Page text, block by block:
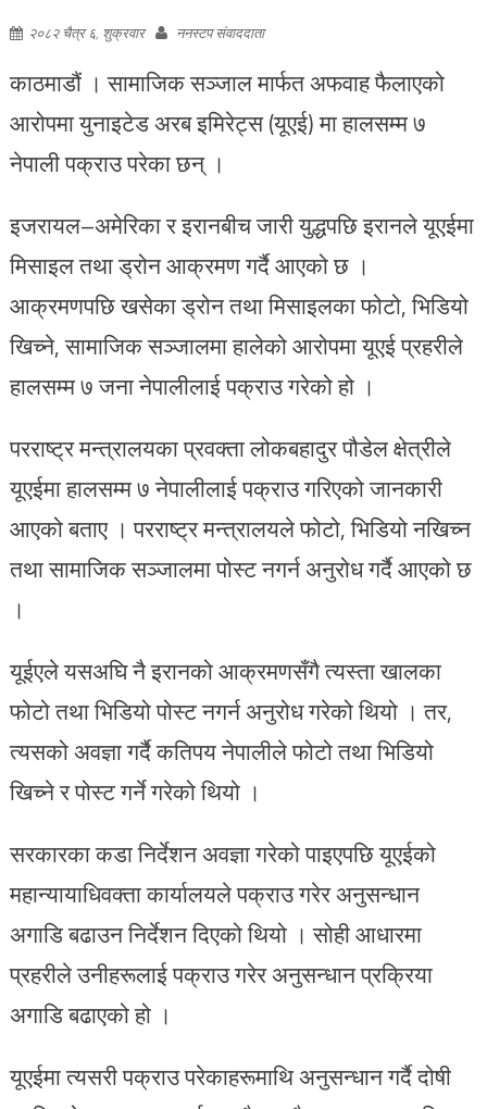
२०८२ चैत्र ६, शुक्रवार ननस्टप संवाददाता
काठमाडौं । सामाजिक सञ्जाल मार्फत अफवाह फैलाएको
आरोपमा युनाइटेड अरब इमिरेट्स (यूएई) मा हालसम्म ७
नेपाली पक्राउ परेका छन् ।
इजरायल–अमेरिका र इरानबीच जारी युद्धपछि इरानले यूएईमा
मिसाइल तथा ड्रोन आक्रमण गर्दै आएको छ ।
आक्रमणपछि खसेका ड्रोन तथा मिसाइलका फोटो, भिडियो
खिच्ने, सामाजिक सञ्जालमा हालेको आरोपमा यूएई प्रहरीले
हालसम्म ७ जना नेपालीलाई पक्राउ गरेको हो ।
परराष्ट्र मन्त्रालयका प्रवक्ता लोकबहादुर पौडेल क्षेत्रीले
यूएईमा हालसम्म ७ नेपालीलाई पक्राउ गरिएको जानकारी
आएको बताए । परराष्ट्र मन्त्रालयले फोटो, भिडियो नखिच्न
तथा सामाजिक सञ्जालमा पोस्ट नगर्न अनुरोध गर्दै आएको छ
।
यूईएले यसअघि नै इरानको आक्रमणसँगै त्यस्ता खालका
फोटो तथा भिडियो पोस्ट नगर्न अनुरोध गरेको थियो । तर,
त्यसको अवज्ञा गर्दै कतिपय नेपालीले फोटो तथा भिडियो
खिच्ने र पोस्ट गर्ने गरेको थियो ।
सरकारका कडा निर्देशन अवज्ञा गरेको पाइएपछि यूएईको
महान्यायाधिवक्ता कार्यालयले पक्राउ गरेर अनुसन्धान
अगाडि बढाउन निर्देशन दिएको थियो । सोही आधारमा
प्रहरीले उनीहरूलाई पक्राउ गरेर अनुसन्धान प्रक्रिया
अगाडि बढाएको हो ।
यूएईमा त्यसरी पक्राउ परेकाहरूमाथि अनुसन्धान गर्दै दोषी